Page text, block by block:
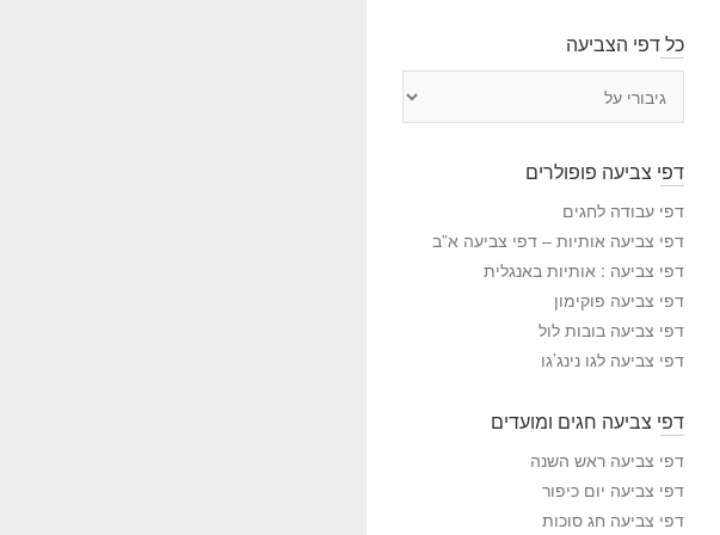
כל דפי הצביעה
י
ה
צ
י
ע
ה
דפי צביעה פופולרים
דפי עבודה לחגים
דפי צביעה אותיות – דפי צביעה א”ב
דפי צביעה : אותיות באנגלית
דפי צביעה פוקימון
דפי צביעה בובות לול
דפי צביעה לגו נינג’גו
דפי צביעה חגים ומועדים
דפי צביעה ראש השנה
דפי צביעה יום כיפור
דפי צביעה חג סוכות